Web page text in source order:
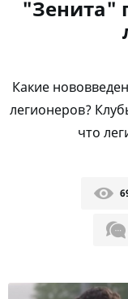
"Зенита"
Какие
легионеров?
что